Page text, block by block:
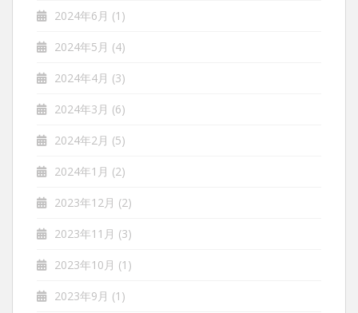
2024年6月 (1)
2024年5月 (4)
2024年4月 (3)
2024年3月 (6)
2024年2月 (5)
2024年1月 (2)
2023年12月 (2)
2023年11月 (3)
2023年10月 (1)
2023年9月 (1)